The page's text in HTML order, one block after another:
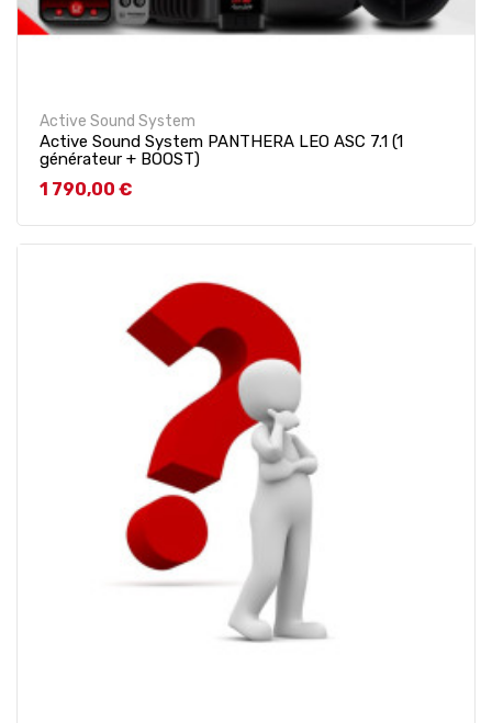
Active Sound System
Active Sound System PANTHERA LEO ASC 7.1 (1
générateur + BOOST)
Prix
1 790,00 €